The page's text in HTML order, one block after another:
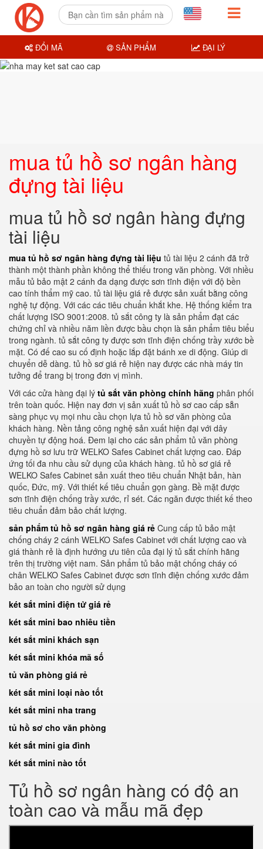
mua tủ hồ sơ ngân hàng
đựng tài liệu
mua tủ hồ sơ ngân hàng đựng
tài liệu
mua tủ hồ sơ ngân hàng đựng tài liệu tủ tài liệu 2 cánh đã trở
thành một thành phần không thể thiếu trong văn phòng. Với nhiều
mẫu tủ bảo mật 2 cánh đa dạng được sơn tĩnh điện với độ bền
cao tính thẩm mỹ cao. tủ tài liệu giá rẻ được sản xuất bằng công
nghệ tự động. Với các các tiêu chuẩn khắt khe. Hệ thống kiểm tra
chất lượng ISO 9001:2008. tủ sắt công ty là sản phẩm đạt các
chứng chỉ và nhiều năm liền được bầu chọn là sản phẩm tiêu biểu
trong ngành. tủ sắt công ty được sơn tĩnh điện chống trầy xước bề
mặt. Có đế cao su cố định hoặc lắp đặt bánh xe di động. Giúp di
chuyển dễ dàng. tủ hồ sơ giá rẻ hiện nay được các nhà máy tin
tưởng để trang bị trong đơn vị mình.
Với các cửa hàng đại lý tủ sắt văn phòng chính hãng phân phối
trên toàn quốc. Hiện nay đơn vị sản xuất tủ hồ sơ cao cấp sẵn
sàng phục vụ mọi nhu cầu chọn lựa tủ hồ sơ văn phòng của
khách hàng. Nền tảng công nghệ sản xuất hiện đại với dây
chuyền tự động hoá. Đem lại cho các sản phẩm tủ văn phòng
đựng hồ sơ lưu trữ WELKO Safes Cabinet chất lượng cao. Đáp
ứng tối đa nhu cầu sử dụng của khách hàng. tủ hồ sơ giá rẻ
WELKO Safes Cabinet sản xuất theo tiêu chuẩn Nhật bản, hàn
quốc, Đức, mỹ. Với thiết kế tiêu chuẩn gọn gàng. Bề mặt được
sơn tĩnh điện chống trầy xước, rỉ sét. Các ngăn được thiết kế theo
tiêu chuẩn đảm bảo chất lượng.
sản phẩm tủ hồ sơ ngân hàng giá rẻ Cung cấp tủ bảo mật
chống cháy 2 cánh WELKO Safes Cabinet với chất lượng cao và
giá thành rẻ là định hướng ưu tiên của đại lý tủ sắt chính hãng
trên thị trường việt nam. Sản phẩm tủ bảo mật chống cháy có
chân WELKO Safes Cabinet được sơn tĩnh điện chống xước đảm
bảo an toàn cho người sử dụng
két sắt mini điện tử giá rẻ
két sắt mini bao nhiêu tiền
két sắt mini khách sạn
két sắt mini khóa mã số
tủ văn phòng giá rẻ
két sắt mini loại nào tốt
két sắt mini nha trang
tủ hồ sơ cho văn phòng
két sắt mini gia đình
két sắt mini nào tốt
Tủ hồ sơ ngân hàng có độ an
toàn cao và mẫu mã đẹp
ĐỔI MÃ SẢN PHẨM ĐẠI LÝ